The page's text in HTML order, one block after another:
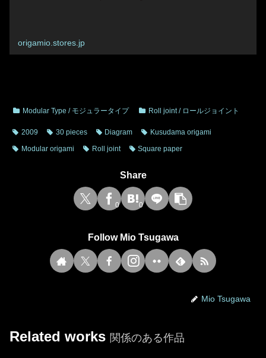
origamio.stores.jp
Modular Type / モジュラータイプ Roll joint / ロールジョイント
2009 30 pieces Diagram
Kusudama origami
Modular origami
Roll joint Square paper
Share
0 0
Follow Mio Tsugawa
Mio Tsugawa
Related works 関係のある作品